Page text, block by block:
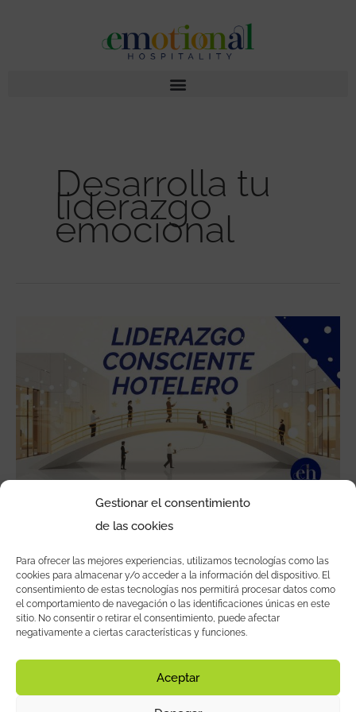
Gestionar el consentimiento
de las cookies
Para ofrecer las mejores experiencias, utilizamos tecnologías como las
cookies para almacenar y/o acceder a la información del dispositivo. El
consentimiento de estas tecnologías nos permitirá procesar datos como
el comportamiento de navegación o las identificaciones únicas en este
sitio. No consentir o retirar el consentimiento, puede afectar
negativamente a ciertas características y funciones.
Aceptar
Desarrolla tu
liderazgo
emocional
Liderazgo consciente hotelero
PorPablo Velasco
Open to access this content